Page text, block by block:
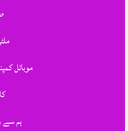
موبائل
ہم سے